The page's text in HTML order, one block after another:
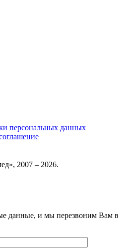
персональных данных
2007 – 2026.
данные, и мы перезвоним Вам в